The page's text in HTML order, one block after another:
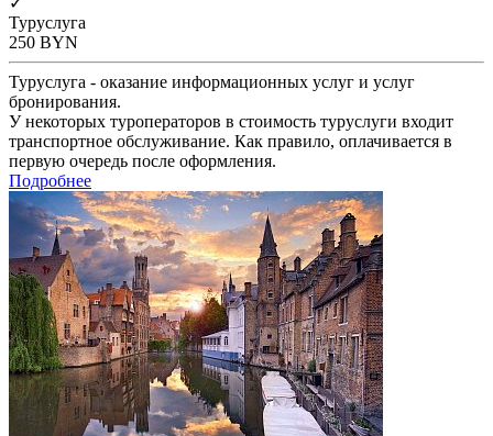
Туруслуга
250 BYN
Туруслуга - оказание информационных услуг и услуг
бронирования.
У некоторых туроператоров в стоимость туруслуги входит
транспортное обслуживание. Как правило, оплачивается в
первую очередь после оформления.
Подробнее